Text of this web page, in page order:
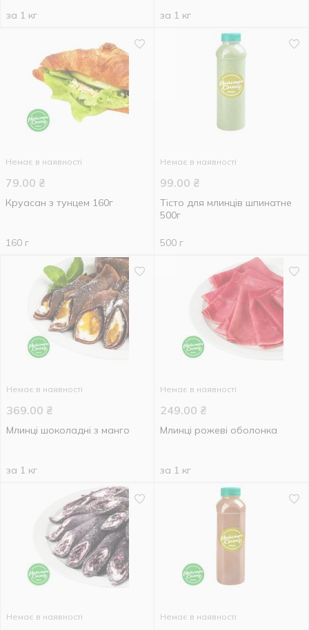
за 1 кг за 1 кг
Немає в наявності
79.00 ₴
Круасан з тунцем 160г
160 г
Немає в наявності
99.00 ₴
Тісто для млинців шпинатне
500г
500 г
Немає в наявності
369.00 ₴
Млинці шоколадні з манго
за 1 кг
Немає в наявності
249.00 ₴
Млинці рожеві оболонка
за 1 кг
Немає в наявності Немає в наявності